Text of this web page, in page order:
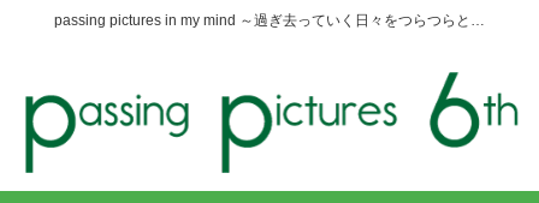
passing pictures in my mind ～過ぎ去っていく日々をつらつらと…